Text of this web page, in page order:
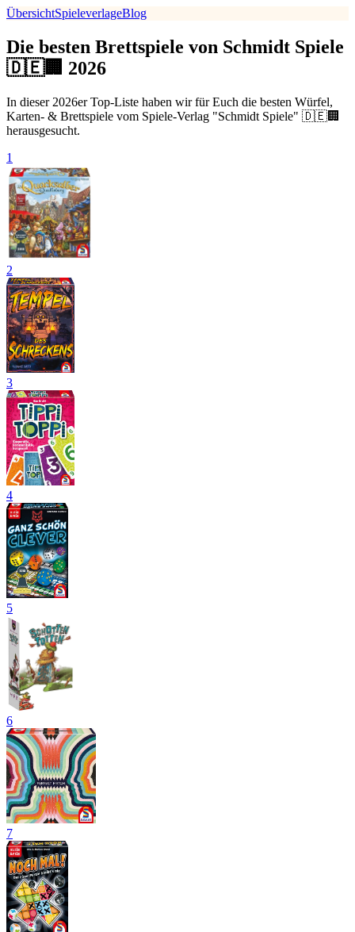
ÜbersichtSpieleverlageBlog
Die besten Brettspiele von Schmidt Spiele
🇩🇪🏢 2026
In dieser 2026er Top-Liste haben wir für Euch die besten Würfel,
Karten- & Brettspiele vom Spiele-Verlag "Schmidt Spiele" 🇩🇪🏢
herausgesucht.
1
2
3
4
5
6
7